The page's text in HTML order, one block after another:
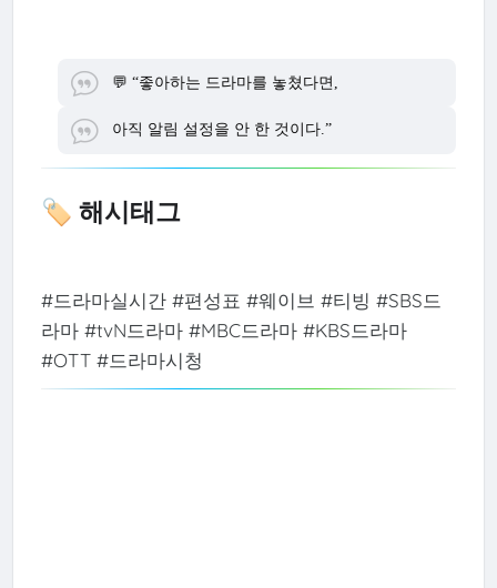
💬 “좋아하는 드라마를 놓쳤다면,
아직 알림 설정을 안 한 것이다.”
🏷️ 해시태그
#드라마실시간 #편성표 #웨이브 #티빙 #SBS드
라마 #tvN드라마 #MBC드라마 #KBS드라마
#OTT #드라마시청